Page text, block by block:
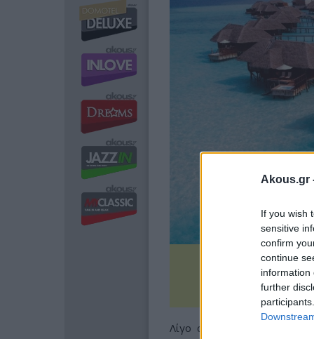
Akous.gr
If you wish
sensitive
confirm
continue
information
further
Λίγο αργότερα